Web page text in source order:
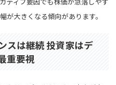
が大きくなる傾向があります。
スは継続 投資家はデ
重要視